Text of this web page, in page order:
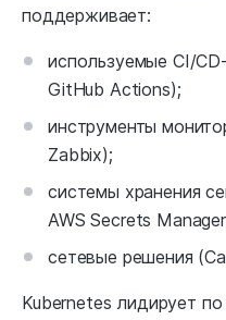
поддерживает:
используемые CI/
GitHub Actions);
инструменты
Zabbix);
системы хранения
AWS Secrets
сетевые решения
Kubernetes лидирует